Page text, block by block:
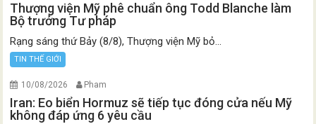
Thượng viện Mỹ phê chuẩn ông Todd Blanche làm
Bộ trưởng Tư pháp
Rạng sáng thứ Bảy (8/8), Thượng viện Mỹ bỏ...
TIN THẾ GIỚI
10/08/2026 Pham
Iran: Eo biển Hormuz sẽ tiếp tục đóng cửa nếu Mỹ
không đáp ứng 6 yêu cầu